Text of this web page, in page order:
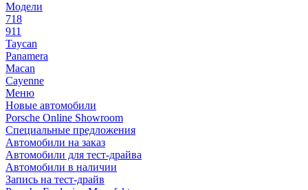
Модели
718
911
Taycan
Panamera
Macan
Cayenne
Меню
Новые автомобили
Porsche Online Showroom
Специальные предложения
Автомобили на заказ
Автомобили для тест-драйва
Автомобили в наличии
Запись на тест-драйв